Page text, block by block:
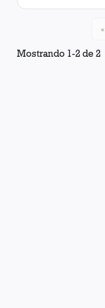
Mostrando 1-2de2
«